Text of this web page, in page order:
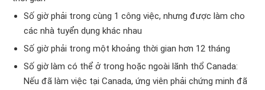
Số giờ phải trong cùng 1 công việc, nhưng được làm cho
các nhà tuyển dụng khác nhau
Số giờ phải trong một khoảng thời gian hơn 12 tháng
Số giờ làm có thể ở trong hoặc ngoài lãnh thổ Canada:
Nếu đã làm việc tại Canada, ứng viên phải chứng minh đã